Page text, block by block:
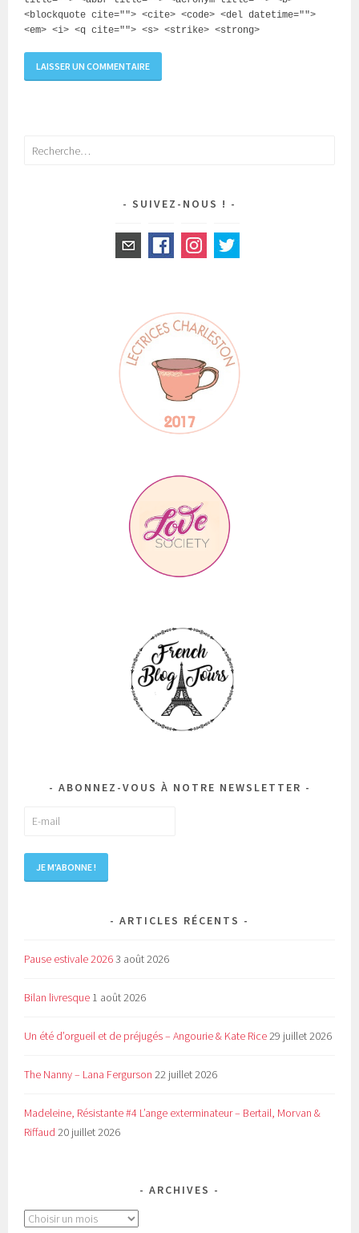
<blockquote cite=""> <cite> <code> <del datetime="">
<em> <i> <q cite=""> <s> <strike> <strong>
Rechercher :
SUIVEZ-NOUS !
ABONNEZ-VOUS À NOTRE NEWSLETTER
ARTICLES RÉCENTS
Pause estivale 20263 août 2026
Bilan livresque 1 août 2026
Un été d’orgueil et de préjugés – Angourie & Kate Rice29 juillet 2026
The Nanny – Lana Fergurson 22 juillet 2026
Madeleine, Résistante #4 L’ange exterminateur – Bertail, Morvan &
Riffaud 20 juillet 2026
ARCHIVES
Archives